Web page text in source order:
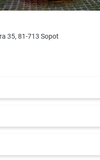
35, 81-713 Sopot